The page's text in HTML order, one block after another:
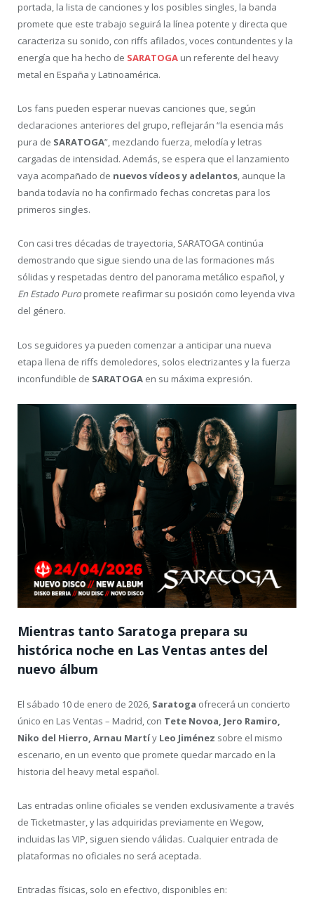
portada, la lista de canciones y los posibles singles, la banda
promete que este trabajo seguirá la línea potente y directa que
caracteriza su sonido, con riffs afilados, voces contundentes y la
energía que ha hecho de SARATOGA un referente del heavy
metal en España y Latinoamérica.
Los fans pueden esperar nuevas canciones que, según
declaraciones anteriores del grupo, reflejarán “la esencia más
pura de SARATOGA”, mezclando fuerza, melodía y letras
cargadas de intensidad. Además, se espera que el lanzamiento
vaya acompañado de nuevos vídeos y adelantos, aunque la
banda todavía no ha confirmado fechas concretas para los
primeros singles.
Con casi tres décadas de trayectoria, SARATOGA continúa
demostrando que sigue siendo una de las formaciones más
sólidas y respetadas dentro del panorama metálico español, y
En Estado Puro promete reafirmar su posición como leyenda viva
del género.
Los seguidores ya pueden comenzar a anticipar una nueva
etapa llena de riffs demoledores, solos electrizantes y la fuerza
inconfundible de SARATOGA en su máxima expresión.
Mientras tanto Saratoga prepara su
histórica noche en Las Ventas antes del
nuevo álbum
El sábado 10 de enero de 2026, Saratoga ofrecerá un concierto
único en Las Ventas – Madrid, con Tete Novoa, Jero Ramiro,
Niko del Hierro, Arnau Martíy Leo Jiménez sobre el mismo
escenario, en un evento que promete quedar marcado en la
historia del heavy metal español.
Las entradas online oficiales se venden exclusivamente a través
de Ticketmaster, y las adquiridas previamente en Wegow,
incluidas las VIP, siguen siendo válidas. Cualquier entrada de
plataformas no oficiales no será aceptada.
Entradas físicas, solo en efectivo, disponibles en: